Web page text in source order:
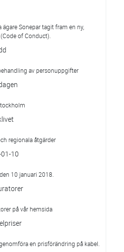
Sonepar tagit fram en ny,
of Conduct).
av personuppgifter
regionala åtgärder
10
10 januari 2018.
på vår hemsida
en prisförändring på kabel.